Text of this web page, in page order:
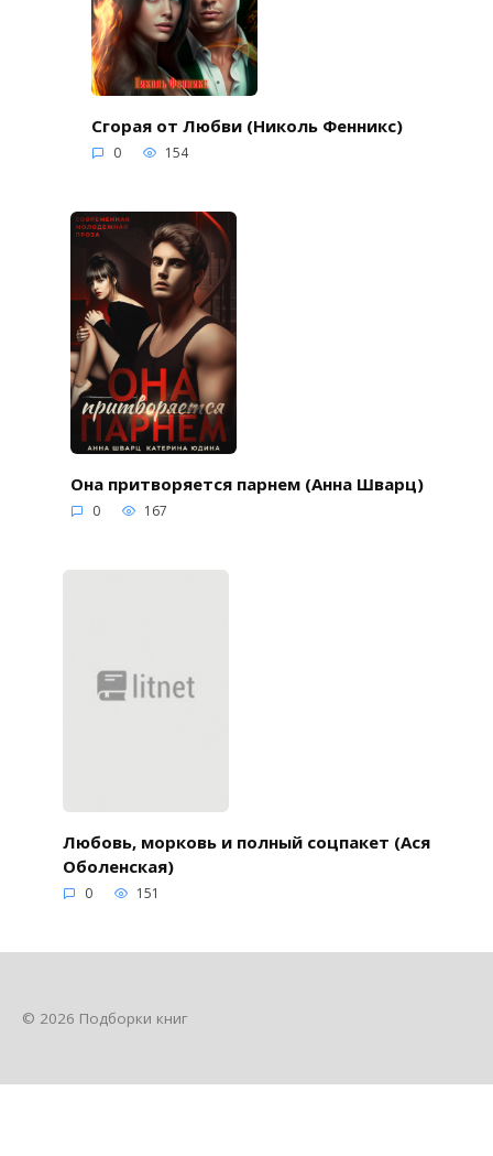
Сгорая от Любви (Николь Фенникс)
0 154
Она притворяется парнем (Анна Шварц)
0 167
Любовь, морковь и полный соцпакет (Ася
Оболенская)
0 151
© 2026 Подборки книг